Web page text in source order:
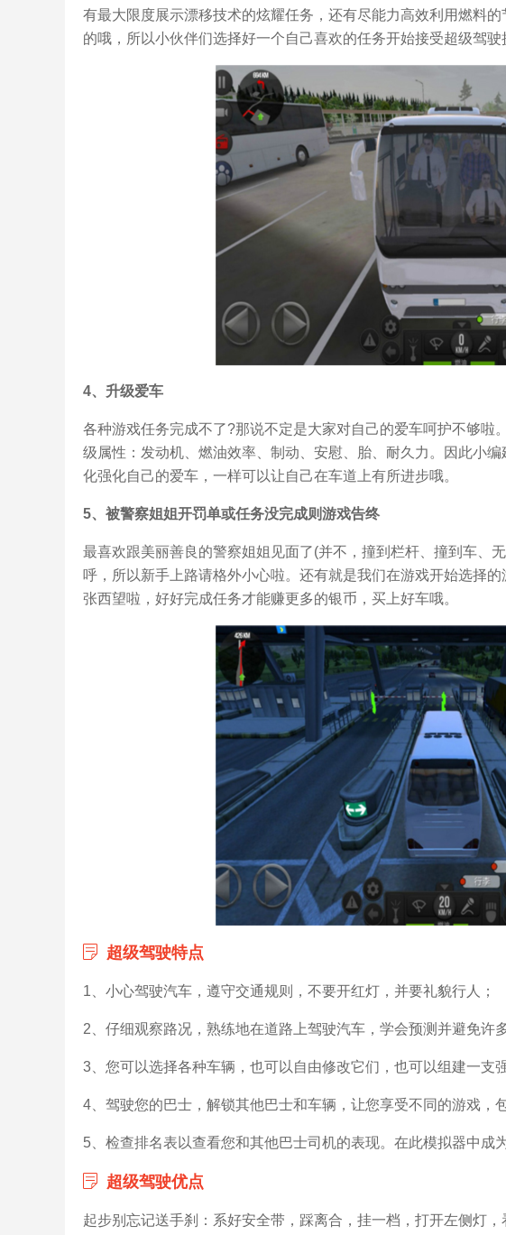
有最大限度展示漂移技术的炫耀任务，还有尽能力高效利用燃料
的哦，所以小伙伴们选择好一个自己喜欢的任务开始接受超级驾驶
4、升级爱车
各种游戏任务完成不了?那说不定是大家对自己的爱车呵护不够啦
级属性：发动机、燃油效率、制动、安慰、胎、耐久力。因此小
化强化自己的爱车，一样可以让自己在车道上有所进步哦。
5、被警察姐姐开罚单或任务没完成则游戏告终
最喜欢跟美丽善良的警察姐姐见面了(并不，撞到栏杆、撞到车、
呼，所以新手上路请格外小心啦。还有就是我们在游戏开始选择
张西望啦，好好完成任务才能赚更多的银币，买上好车哦。
超级驾驶特点
1、小心驾驶汽车，遵守交通规则，不要开红灯，并要礼貌行人；
2、仔细观察路况，熟练地在道路上驾驶汽车，学会预测并避免许
3、您可以选择各种车辆，也可以自由修改它们，也可以组建一支
4、驾驶您的巴士，解锁其他巴士和车辆，让您享受不同的游戏，
5、检查排名表以查看您和其他巴士司机的表现。在此模拟器中成
超级驾驶优点
起步别忘记送手刹：系好安全带，踩离合，挂一档，打开左侧灯